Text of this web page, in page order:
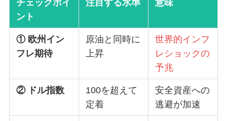
チェックポイ
ント
注目する水準 意味
① 欧州イン
フレ期待
原油と同時に
上昇
世界的インフ
レショックの
予兆
② ドル指数
100を超えて
定着
安全資産への
逃避が加速